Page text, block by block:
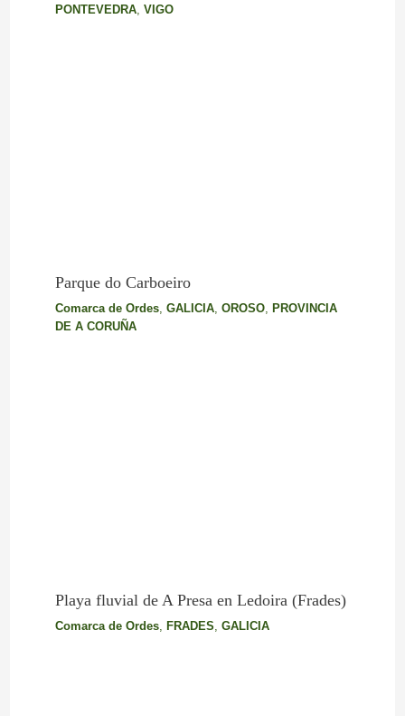
PONTEVEDRA, VIGO
Parque do Carboeiro
Comarca de Ordes, GALICIA, OROSO, PROVINCIA
DE A CORUÑA
Playa fluvial de A Presa en Ledoira (Frades)
Comarca de Ordes, FRADES GALICIA